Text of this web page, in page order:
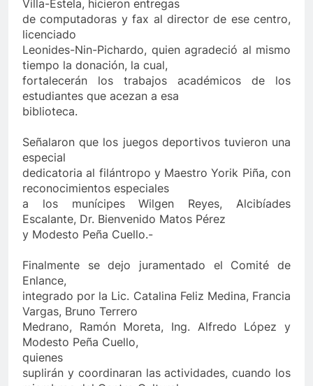
Villa-Estela, hicieron entregas
de computadoras y fax al director de ese centro,
licenciado
Leonides-Nin-Pichardo, quien agradeció al mismo
tiempo la donación, la cual,
fortalecerán los trabajos académicos de los
estudiantes que acezan a esa
biblioteca.
Señalaron que los juegos deportivos tuvieron una
especial
dedicatoria al filántropo y Maestro Yorik Piña, con
reconocimientos especiales
a los munícipes Wilgen Reyes, Alcibíades
Escalante, Dr. Bienvenido Matos Pérez
y Modesto Peña Cuello.-
Finalmente se dejo juramentado el Comité de
Enlance,
integrado por la Lic. Catalina Feliz Medina, Francia
Vargas, Bruno Terrero
Medrano, Ramón Moreta, Ing. Alfredo López y
Modesto Peña Cuello,
quienes
suplirán y coordinaran las actividades, cuando los